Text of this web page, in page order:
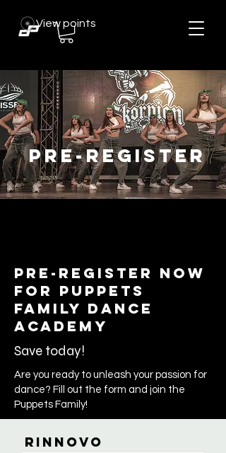
View points
PRE-REGISTER
PRE-REGISTER NOW
for Puppets
Family Dance
Academy
Save today!
Are you ready to unleash your passion for
dance? Fill out the form and join the
Puppets Family!
RINNOVO